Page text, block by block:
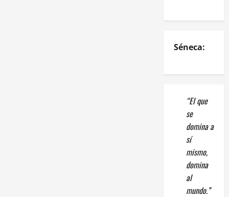
Séneca:
“El que
se
domina a
sí
mismo,
domina
al
mundo.”